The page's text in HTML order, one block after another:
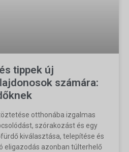
tippek új
számára:
otthonába izgalmas
szórakozást és egy
kiválasztása, telepítése és
eligazodás azonban túlterhelő